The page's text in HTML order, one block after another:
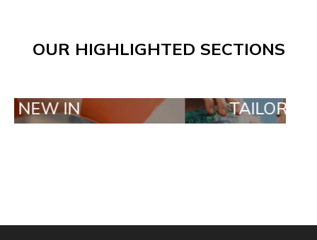
OUR HIGHLIGHTED SECTIONS
TAILOR MADE